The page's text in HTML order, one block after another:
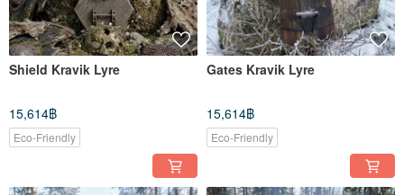
Shield Kravik Lyre
15,614฿
Eco-Friendly
Gates Kravik Lyre
15,614฿
Eco-Friendly